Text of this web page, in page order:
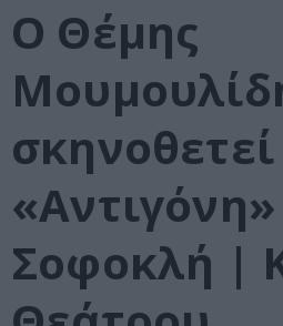
Ο Θέμης
Σοφοκλή |